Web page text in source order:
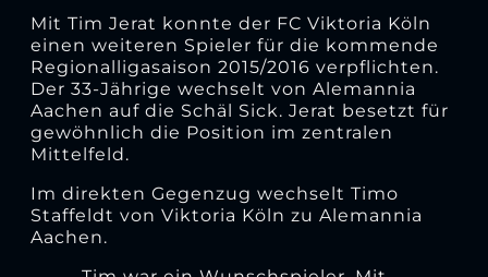
Mit Tim Jerat konnte der FC Viktoria Köln
einen weiteren Spieler für die kommende
Regionalligasaison 2015/2016 verpflichten.
Der 33-Jährige wechselt von Alemannia
Aachen auf die Schäl Sick. Jerat besetzt für
gewöhnlich die Position im zentralen
Mittelfeld.
Im direkten Gegenzug wechselt Timo
Staffeldt von Viktoria Köln zu Alemannia
Aachen.